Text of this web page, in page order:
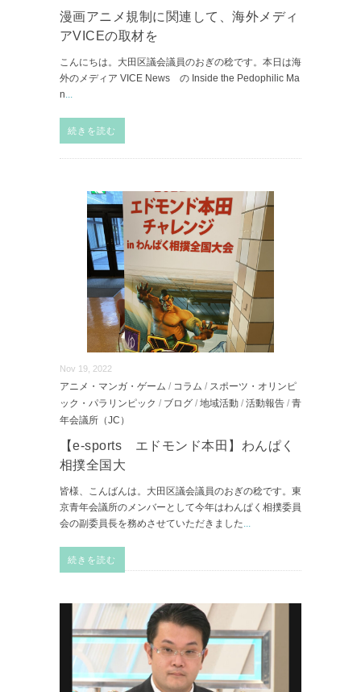
漫画アニメ規制に関連して、海外メディ
アVICEの取材を
こんにちは。大田区議会議員のおぎの稔です。本日は海
外のメディア VICE News の Inside the Pedophilic Ma
n
続きを読む
Nov 19, 2022
アニメ・マンガ・ゲーム / コラム / スポーツ・オリンピ
ック・パラリンピック / ブログ / 地域活動 / 活動報告 / 青
年会議所（JC）
【e-sports エドモンド本田】わんぱく
相撲全国大
皆様、こんばんは。大田区議会議員のおぎの稔です。東
京青年会議所のメンバーとして今年はわんぱく相撲委員
会の副委員長を務めさせていただきました
続きを読む